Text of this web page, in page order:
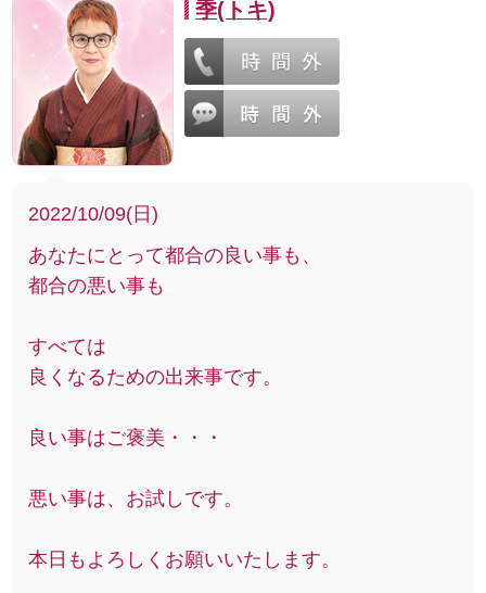
季(トキ)
2022/10/09(日)
あなたにとって都合の良い事も、
都合の悪い事も
すべては
良くなるための出来事です。
良い事はご褒美・・・
悪い事は、お試しです。
本日もよろしくお願いいたします。